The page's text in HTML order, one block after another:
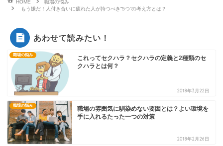
HOME
職場の悩み
もう嫌だ！人付き合いに疲れた人が持つべき“5つ”の考え方とは？
あわせて読みたい！
職場の悩み
これってセクハラ？セクハラの定義と2種類のセ
クハラとは何？
2018年3月22日
職場の悩み
職場の雰囲気に馴染めない要因とは？よい環境を
手に入れるたった一つの対策
2018年2月26日